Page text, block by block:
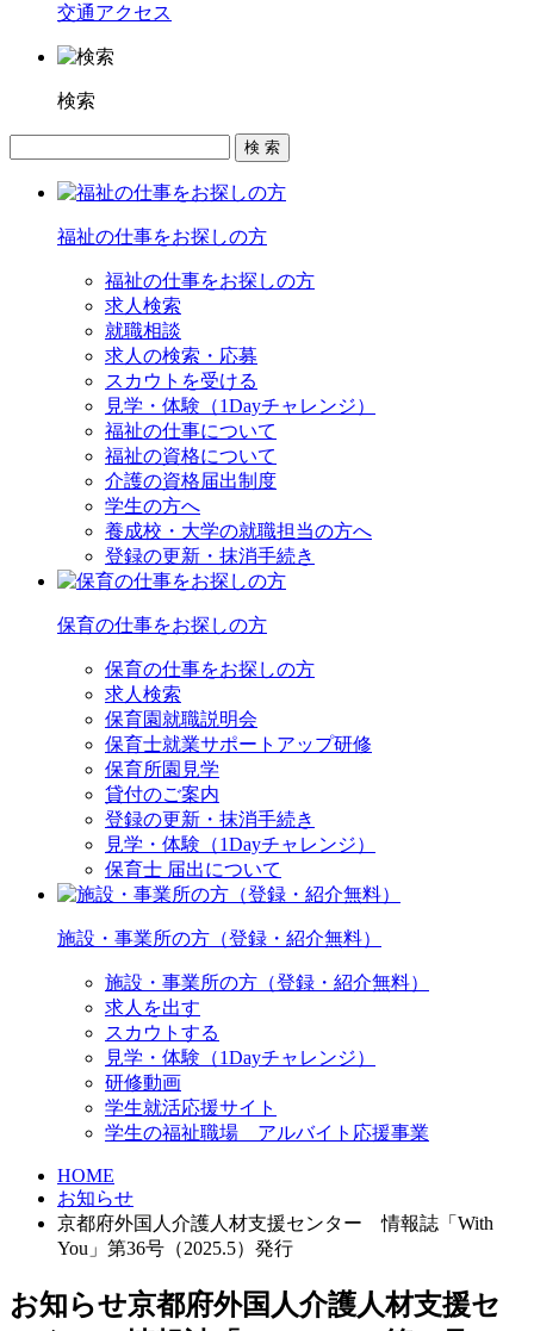
交通アクセス
検索
福祉の仕事をお探しの方
福祉の仕事をお探しの方
求人検索
就職相談
求人の検索・応募
スカウトを受ける
見学・体験（1Dayチャレンジ）
福祉の仕事について
福祉の資格について
介護の資格届出制度
学生の方へ
養成校・大学の就職担当の方へ
登録の更新・抹消手続き
保育の仕事をお探しの方
保育の仕事をお探しの方
求人検索
保育園就職説明会
保育士就業サポートアップ研修
保育所園見学
貸付のご案内
登録の更新・抹消手続き
見学・体験（1Dayチャレンジ）
保育士 届出について
施設・事業所の方（登録・紹介無料）
施設・事業所の方（登録・紹介無料）
求人を出す
スカウトする
見学・体験（1Dayチャレンジ）
研修動画
学生就活応援サイト
学生の福祉職場 アルバイト応援事業
HOME
お知らせ
京都府外国人介護人材支援センター 情報誌「With
You」第36号（2025.5）発行
お知らせ京都府外国人介護人材支援セ